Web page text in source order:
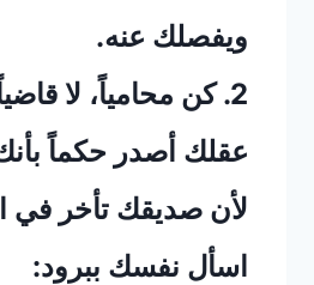
‏ويفصلك عنه.
‏عقلك أصدر حكماً
‏لأن صديقك تأخر في
‏اسأل نفسك ببرود: